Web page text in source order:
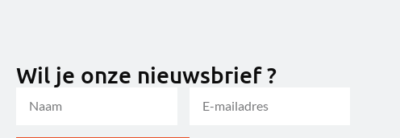
Wil je onze nieuwsbrief ?